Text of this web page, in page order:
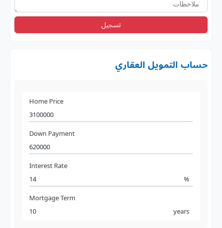
تسجيل
حساب التمويل العقاري
Home Price
Down Payment
Interest Rate
%
Mortgage Term
years